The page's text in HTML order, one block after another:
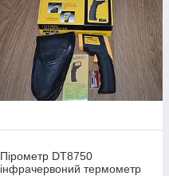
Пірометр DT8750
інфрачервоний термометр